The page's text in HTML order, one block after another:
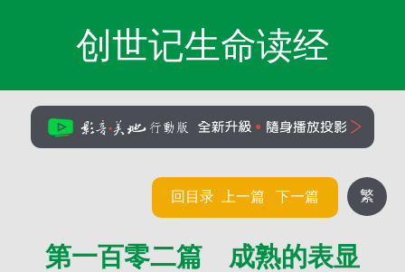
创世记生命读经
繁
回目录 上一篇 下一篇
第一百零二篇 成熟的表显